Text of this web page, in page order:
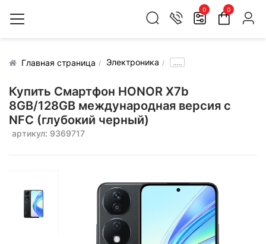
0 0
Главная страница Электроника .....
Купить Смартфон HONOR X7b
8GB/128GB международная версия с
NFC (глубокий черный)
артикул: 9369717